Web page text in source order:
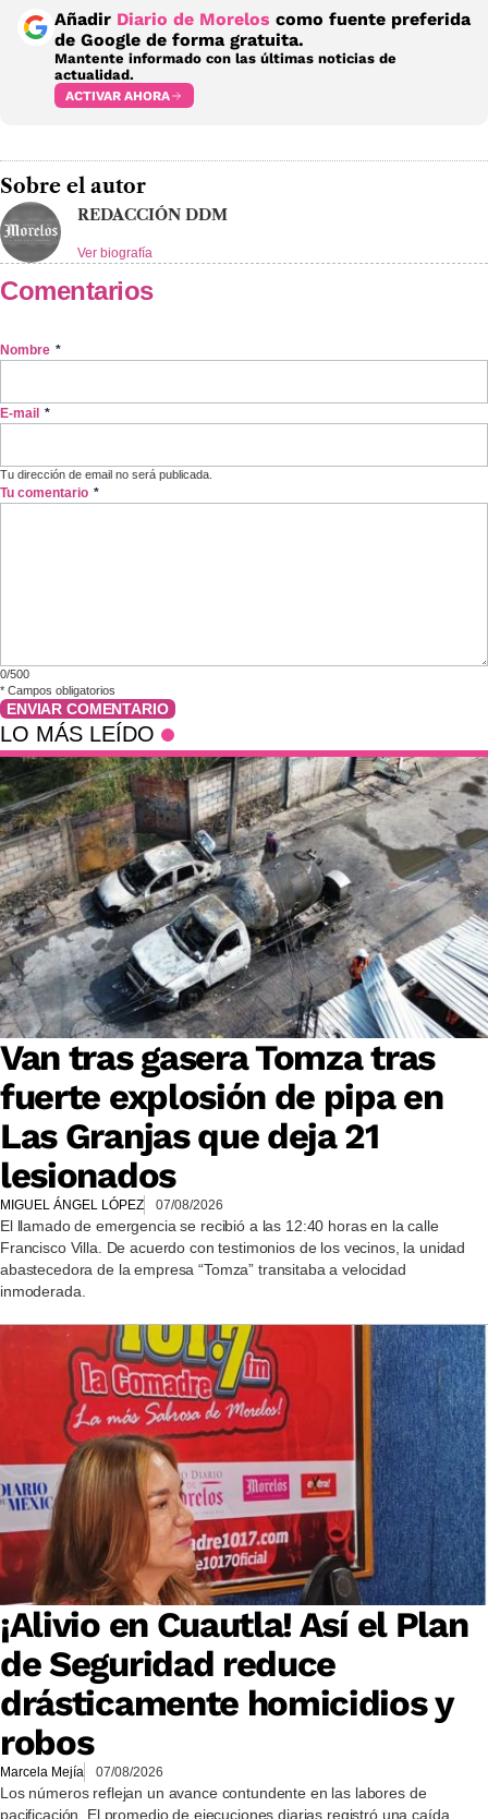
Añadir Diario de Morelos como fuente preferida
de Google de forma gratuita.
Mantente informado con las últimas noticias de
actualidad.
ACTIVAR AHORA
Sobre el autor
REDACCIÓN DDM
Ver biografía
Comentarios
Nombre *
E-mail *
Tu dirección de email no será publicada.
Tu comentario *
0/500
* Campos obligatorios
ENVIAR COMENTARIO
LO MÁS LEÍDO
Van tras gasera Tomza tras
fuerte explosión de pipa en
Las Granjas que deja 21
lesionados
MIGUEL ÁNGEL LÓPEZ 07/08/2026
El llamado de emergencia se recibió a las 12:40 horas en la calle
Francisco Villa. De acuerdo con testimonios de los vecinos, la unidad
abastecedora de la empresa “Tomza” transitaba a velocidad
inmoderada.
¡Alivio en Cuautla! Así el Plan
de Seguridad reduce
drásticamente homicidios y
robos
Marcela Mejía 07/08/2026
Los números reflejan un avance contundente en las labores de
pacificación. El promedio de ejecuciones diarias registró una caída